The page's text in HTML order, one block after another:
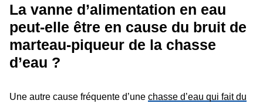
La vanne d’alimentation en eau
peut-elle être en cause du bruit de
marteau-piqueur de la chasse
d’eau ?
Une autre cause fréquente d’une chasse d’eau qui fait du